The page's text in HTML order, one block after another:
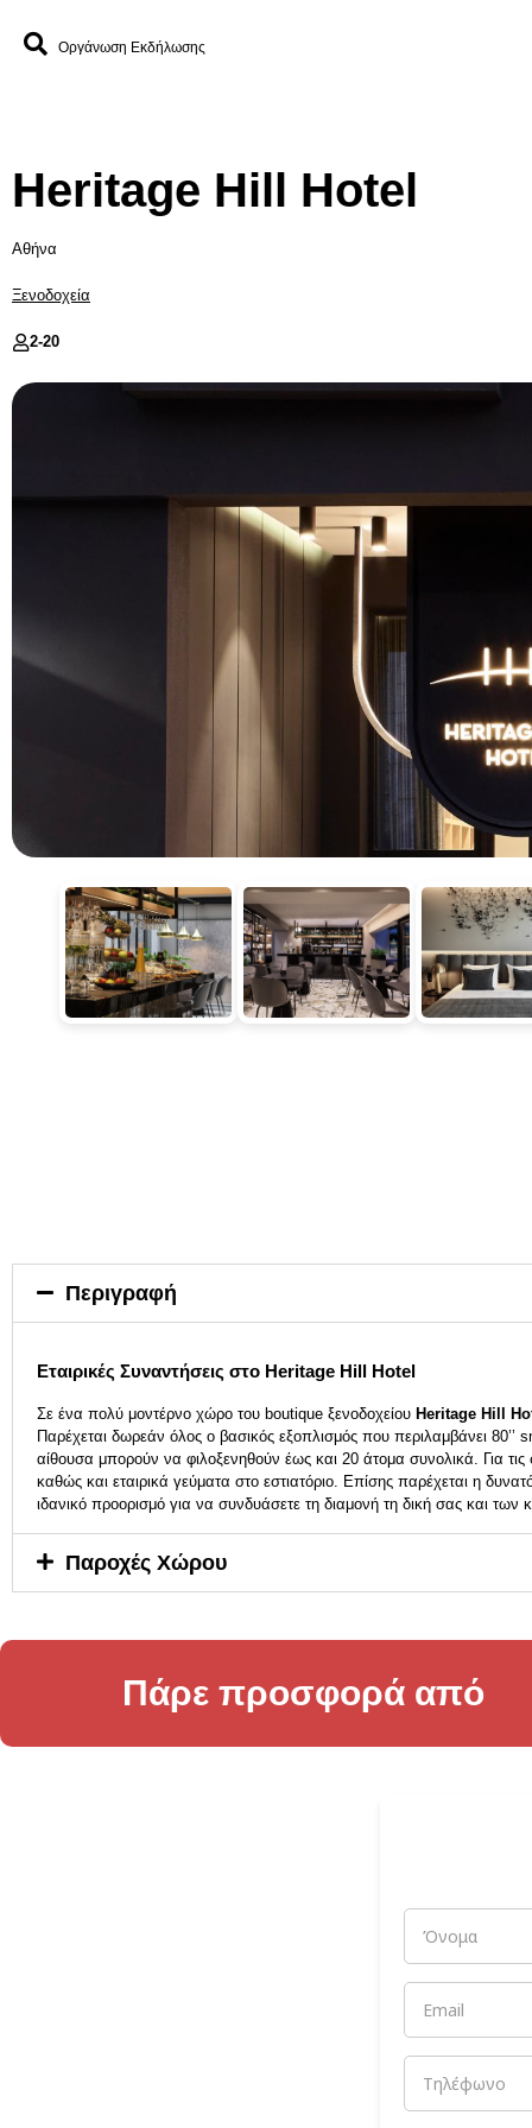
Οργάνωση Εκδήλωσης
Heritage Hill Hotel
Αθήνα
Ξενοδοχεία
2-20
Περιγραφή
Εταιρικές Συναντήσεις στο Heritage Hill Hotel
Σε ένα πολύ μοντέρνο χώρο του boutique ξενοδοχείου Heritage Hill
Παρέχεται δωρεάν όλος ο βασικός εξοπλισμός που περιλαμβάνει
αίθουσα μπορούν να φιλοξενηθούν έως και 20 άτομα συνολικά. Για
καθώς και εταιρικά γεύματα στο εστιατόριο. Επίσης παρέχεται η
ιδανικό προορισμό για να συνδυάσετε τη διαμονή τη δική σας και
Παροχές Χώρου
Πάρε προσφορά από